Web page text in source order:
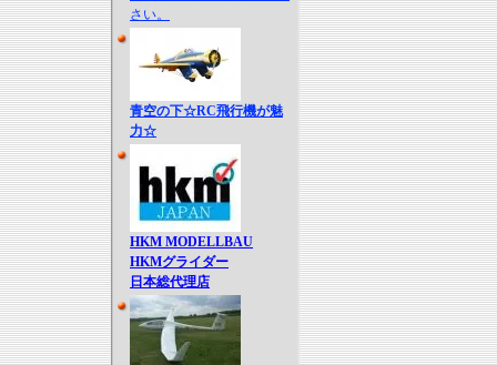
さい。
青空の下☆RC飛行機が魅
力☆
HKM MODELLBAU
HKMグライダー
日本総代理店